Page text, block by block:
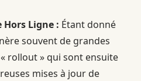
Hors Ligne : Étant donné
souvent de grandes
rollout » qui sont ensuite
mises à jour de